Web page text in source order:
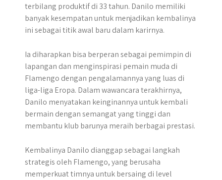
terbilang produktif di 33 tahun. Danilo memiliki
banyak kesempatan untuk menjadikan kembalinya
ini sebagai titik awal baru dalam karirnya.
Ia diharapkan bisa berperan sebagai pemimpin di
lapangan dan menginspirasi pemain muda di
Flamengo dengan pengalamannya yang luas di
liga-liga Eropa. Dalam wawancara terakhirnya,
Danilo menyatakan keinginannya untuk kembali
bermain dengan semangat yang tinggi dan
membantu klub barunya meraih berbagai prestasi.
Kembalinya Danilo dianggap sebagai langkah
strategis oleh Flamengo, yang berusaha
memperkuat timnya untuk bersaing di level